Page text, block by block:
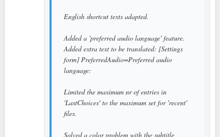
English shortcut texts adapted.
Added a 'preferred audio language' feature.
Added extra text to be translated: [Settings
form] PreferredAudio=Preferred audio
language:
Limited the maximum nr of entries in
'LastChoices' to the maximum set for 'recent'
files.
Solved a color problem with the subtitle